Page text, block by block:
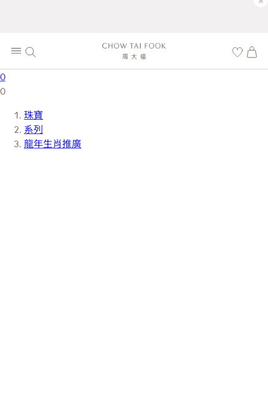
0
0
珠寶
系列
龍年生肖推廣